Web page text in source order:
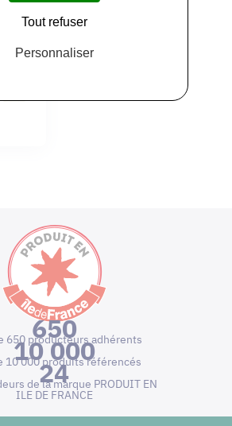
650
650 producteurs adhérents
10 000
10 000 produits référencés
24
de la marque PRODUIT EN
ILE DE FRANCE
Tout refuser
Personnaliser